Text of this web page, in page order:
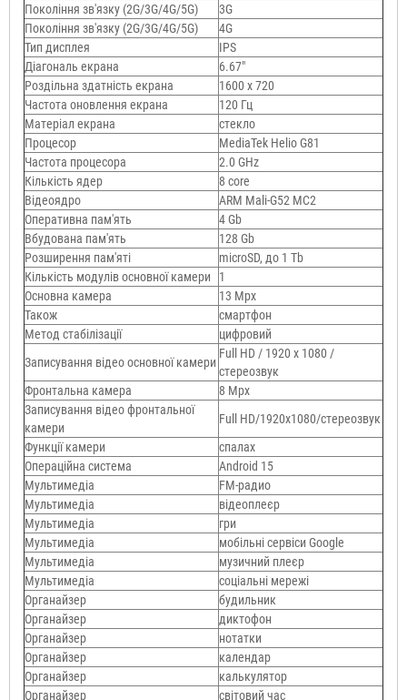
Покоління зв'язку (2G/3G/4G/5G)
3G
Покоління зв'язку (2G/3G/4G/5G)
4G
Тип дисплея
IPS
Діагональ екрана
6.67"
Роздільна здатність екрана
1600 х 720
Частота оновлення екрана
120 Гц
Матеріал екрана
стекло
Процесор
MediaTek Helio G81
Частота процесора
2.0 GHz
Кількість ядер
8 core
Відеоядро
ARM Mali-G52 MC2
Оперативна пам'ять
4 Gb
Вбудована пам'ять
128 Gb
Розширення пам'яті
microSD, до 1 Тb
Кількість модулів основної камери
1
Основна камера
13 Mpx
Також
смартфон
Метод стабілізації
цифровий
Записування відео основної камери
Full HD / 1920 х 1080 /
стереозвук
Фронтальна камера
8 Mpx
Записування відео фронтальної
камери
Full HD/1920х1080/стереозвук
Функції камери
спалах
Операційна система
Android 15
Мультимедіа
FM-радио
Мультимедіа
відеоплеєр
Мультимедіа
гри
Мультимедіа
мобільні сервіси Google
Мультимедіа
музичний плеєр
Мультимедіа
соціальні мережі
Органайзер
будильник
Органайзер
диктофон
Органайзер
нотатки
Органайзер
календар
Органайзер
калькулятор
Органайзер
світовий час